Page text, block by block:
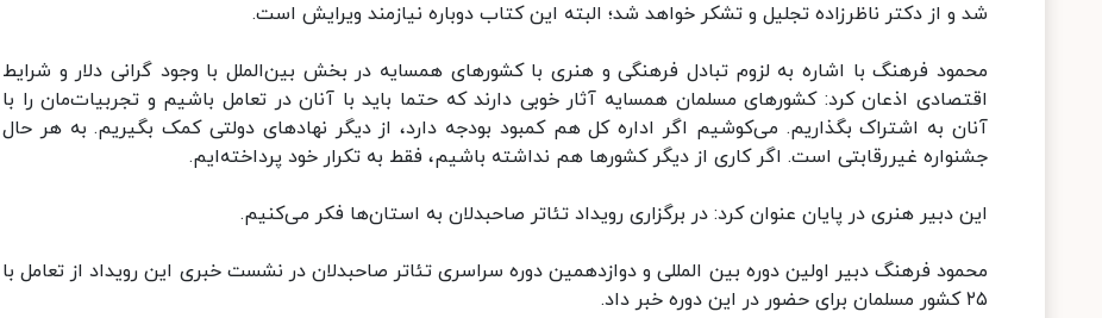
شد و از دکتر ناظرزاده تجلیل و تشکر خواهد شد؛ البته این کتاب دوباره نیازمند ویرایش است.
محمود فرهنگ با اشاره به لزوم تبادل فرهنگی و هنری با کشورهای همسایه در بخش بین‌الملل با وجود گرانی دلار و شرایط
اقتصادی اذعان کرد: کشورهای مسلمان همسایه آثار خوبی دارند که حتما باید با آنان در تعامل باشیم و تجربیات‌مان را با
آنان به اشتراک بگذاریم. می‌کوشیم اگر اداره کل هم کمبود بودجه دارد، از دیگر نهادهای دولتی کمک بگیریم. به هر حال
جشنواره غیررقابتی است. اگر کاری از دیگر کشورها هم نداشته باشیم، فقط به تکرار خود پرداخته‌ایم.
این دبیر هنری در پایان عنوان کرد: در برگزاری رویداد تئاتر صاحبدلان به استان‌ها فکر می‌کنیم.
محمود فرهنگ دبیر اولین دوره بین المللی و دوازدهمین دوره سراسری تئاتر صاحبدلان در نشست خبری این رویداد از تعامل با
۲۵ کشور مسلمان برای حضور در این دوره خبر داد.